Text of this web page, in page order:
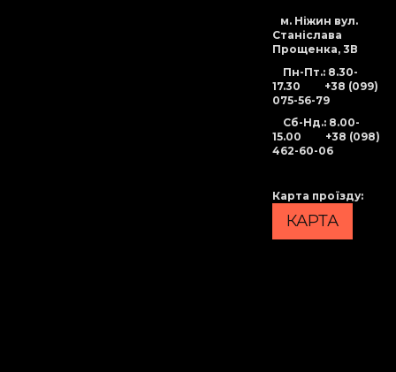
м. Ніжин вул.
Станіслава
Прощенка, 3В
Пн-Пт.: 8.30-
17.30 +38 (099)
075-56-79
Сб-Нд.: 8.00-
15.00 +38 (098)
462-60-06
Карта проїзду:
КАРТА